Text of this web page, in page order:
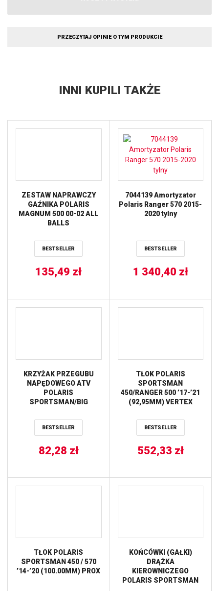
PRZECZYTAJ OPINIE O TYM PRODUKCIE
INNI KUPILI TAKŻE
ZESTAW NAPRAWCZY
GAŹNIKA POLARIS
MAGNUM 500 00-02 ALL
BALLS
BESTSELLER
135,49 zł
7044139 Amortyzator
Polaris Ranger 570 2015-
2020 tylny
BESTSELLER
1 340,40 zł
KRZYŻAK PRZEGUBU
NAPĘDOWEGO ATV
POLARIS
SPORTSMAN/BIG
BALLS
BESTSELLER
82,28 zł
TŁOK POLARIS
SPORTSMAN
450/RANGER 500 ’17-’21
(92,95MM) VERTEX
BESTSELLER
552,33 zł
TŁOK POLARIS
SPORTSMAN 450 / 570
’14-’20 (100.00MM) PROX
KOŃCÓWKI (GAŁKI)
DRĄŻKA
KIEROWNICZEGO
POLARIS SPORTSMAN